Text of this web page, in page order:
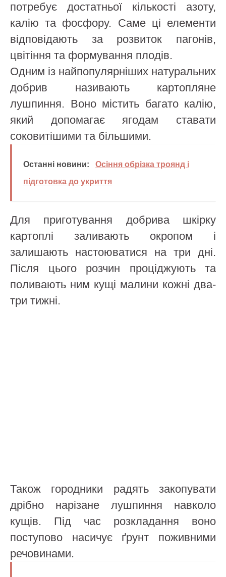
потребує достатньої кількості азоту,
калію та фосфору. Саме ці елементи
відповідають за розвиток пагонів,
цвітіння та формування плодів.
Одним із найпопулярніших натуральних
добрив називають картопляне
лушпиння. Воно містить багато калію,
який допомагає ягодам ставати
соковитішими та більшими.
Останні новини:
Осіння обрізка троянд і
підготовка до укриття
Для приготування добрива шкірку
картоплі заливають окропом і
залишають настоюватися на три дні.
Після цього розчин проціджують та
поливають ним кущі малини кожні два-
три тижні.
Також городники радять закопувати
дрібно нарізане лушпиння навколо
кущів. Під час розкладання воно
поступово насичує ґрунт поживними
речовинами.